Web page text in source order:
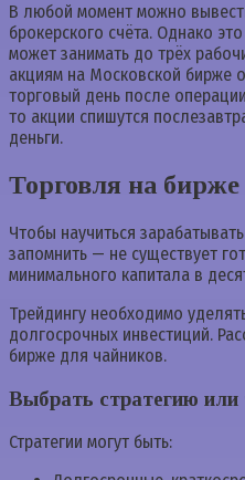
В любой момент можно
брокерского счёта. Однако
может занимать до трёх
акциям на Московской бирже
торговый день после
то акции спишутся
деньги.
Торговля на
Чтобы научиться
запомнить — не существует
минимального капитала в
Трейдингу необходимо
долгосрочных инвестиций.
бирже для чайников.
Выбрать стратегию или
Стратегии могут быть: